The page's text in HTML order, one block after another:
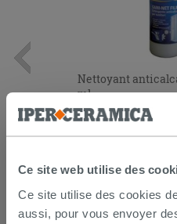
Ce site web utilise des
Ce site utilise des cookies
aussi, pour vous envoyer
Nettoyant
ml
14,90 € /PC
AJOUTER